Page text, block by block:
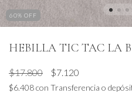
60% OFF
HEBILLA TIC TAC LA
$17.800 $7.120
$6.408con Transferencia o